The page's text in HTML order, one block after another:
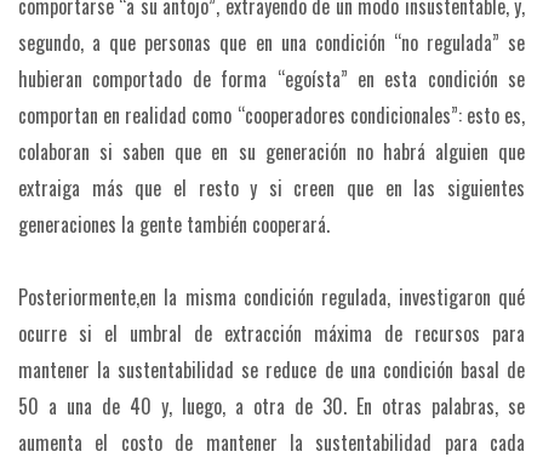
comportarse “a su antojo”, extrayendo de un modo insustentable, y,
segundo, a que personas que en una condición “no regulada” se
hubieran comportado de forma “egoísta” en esta condición se
comportan en realidad como “cooperadores condicionales”: esto es,
colaboran si saben que en su generación no habrá alguien que
extraiga más que el resto y si creen que en las siguientes
generaciones la gente también cooperará.
Posteriormente,en la misma condición regulada, investigaron qué
ocurre si el umbral de extracción máxima de recursos para
mantener la sustentabilidad se reduce de una condición basal de
50 a una de 40 y, luego, a otra de 30. En otras palabras, se
aumenta el costo de mantener la sustentabilidad para cada